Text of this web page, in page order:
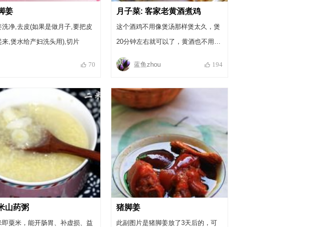
姜
洗净,去皮(如果是做月子,要把皮
来,煲水给产妇洗头用),切片
70
月子菜: 客家老黄酒煮鸡
这个酒鸡不用像煲汤那样煲太久，煲
20分钟左右就可以了，黄酒也不用收
干。产妇每餐吃饭时吃上一小碗，吃
肉，喝酒汤！煲好的酒鸡已经没有酒
气了，只有香香的糯米酒和鸡肉煲在
一起的香甜味。非常可口！
蓝鱼zhou 194
山药粥
即粟米，能开肠胃、补虚损、益
猪脚姜
此副图片是猪脚姜放了3天后的，可